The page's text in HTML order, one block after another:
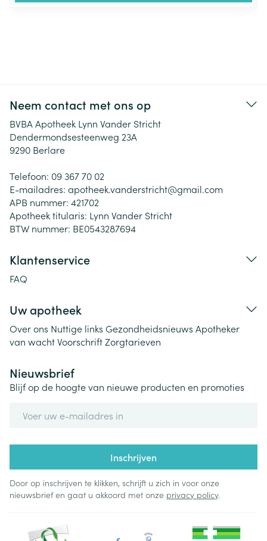
Neem contact met ons op
BVBA Apotheek Lynn Vander Stricht
Dendermondsesteenweg 23A
9290 Berlare
Telefoon: 09 367 70 02
E-mailadres: apotheek.vanderstricht@gmail.com
APB nummer: 421702
Apotheek titularis: Lynn Vander Stricht
BTW nummer: BE0543287694
Klantenservice
FAQ
Uw apotheek
Over ons Nuttige links Gezondheidsnieuws Apotheker
van wachtVoorschriftZorgtarieven
Nieuwsbrief
Blijf op de hoogte van nieuwe producten en promoties
Inschrijven
Door op inschrijven te klikken, schrijft u zich in voor onze
nieuwsbrief en gaat u akkoord met onze privacy policy.